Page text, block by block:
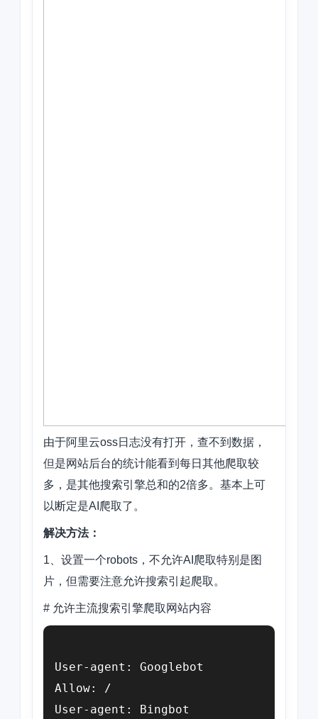
由于阿里云oss日志没有打开，查不到数据，
但是网站后台的统计能看到每日其他爬取较
多，是其他搜索引擎总和的2倍多。基本上可
以断定是AI爬取了。
解决方法：
1、设置一个robots，不允许AI爬取特别是图
片，但需要注意允许搜索引起爬取。
# 允许主流搜索引擎爬取网站内容
User-agent: Googlebot
Allow: /
User-agent: Bingbot